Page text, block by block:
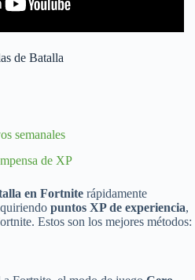
de Batalla
semanales
de XP
en Fortnite rápidamente
puntos XP de experiencia,
Estos son los mejores métodos: